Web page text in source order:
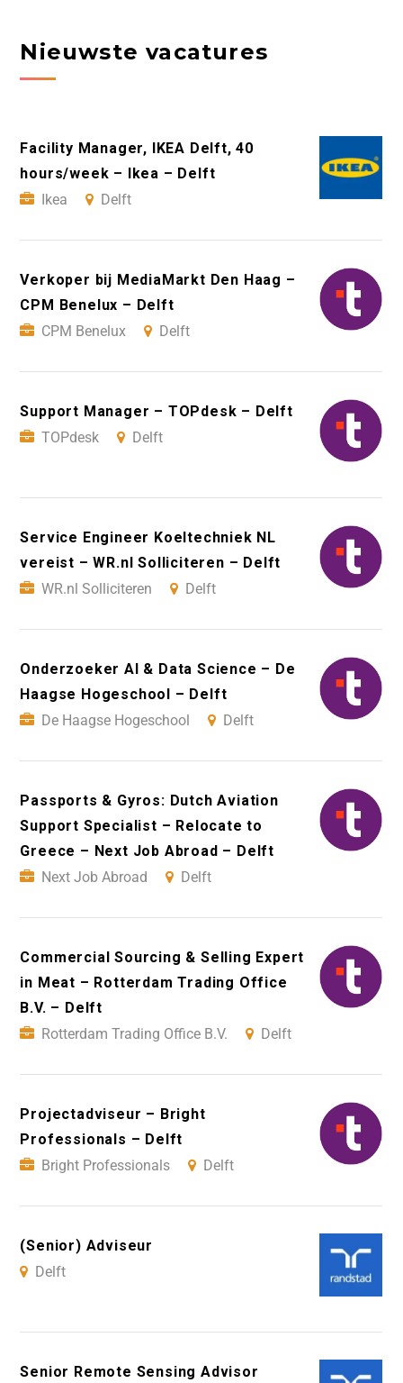
Nieuwste vacatures
Facility Manager, IKEA Delft, 40
hours/week – Ikea – Delft
Ikea
Delft
Verkoper bij MediaMarkt Den Haag –
CPM Benelux – Delft
CPM Benelux
Delft
Support Manager – TOPdesk – Delft
TOPdesk
Delft
Service Engineer Koeltechniek NL
vereist – WR.nl Solliciteren – Delft
WR.nl Solliciteren
Delft
Onderzoeker AI & Data Science – De
Haagse Hogeschool – Delft
De Haagse Hogeschool
Delft
Passports & Gyros: Dutch Aviation
Support Specialist – Relocate to
Greece – Next Job Abroad – Delft
Next Job Abroad
Delft
Commercial Sourcing & Selling Expert
in Meat – Rotterdam Trading Office
B.V. – Delft
Rotterdam Trading Office B.V.
Delft
Projectadviseur – Bright
Professionals – Delft
Bright Professionals
Delft
(Senior) Adviseur
Delft
Senior Remote Sensing Advisor